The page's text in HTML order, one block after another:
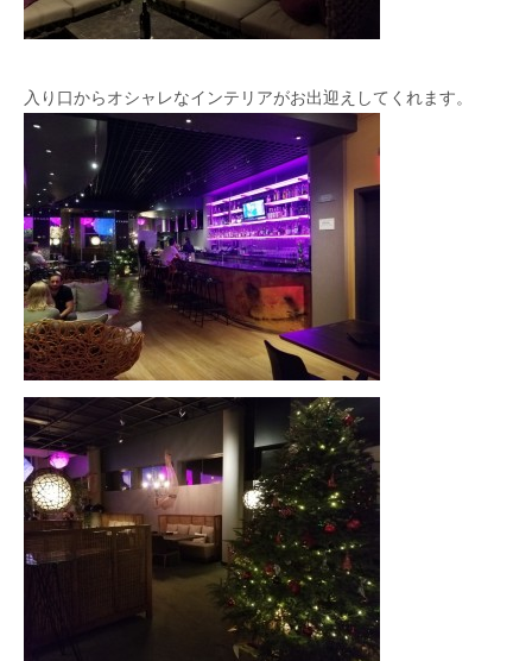
入り口からオシャレなインテリアがお出迎えしてくれます。